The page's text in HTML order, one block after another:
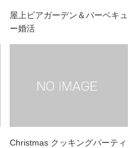
屋上ビアガーデン＆バーベキュ
ー婚活
Christmas クッキングパーティ